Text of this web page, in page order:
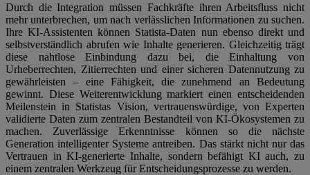
Durch die Integration müssen Fachkräfte ihren Arbeitsfluss nicht
mehr unterbrechen, um nach verlässlichen Informationen zu suchen.
Ihre KI-Assistenten können Statista-Daten nun ebenso direkt und
selbstverständlich abrufen wie Inhalte generieren. Gleichzeitig trägt
diese nahtlose Einbindung dazu bei, die Einhaltung von
Urheberrechten, Zitierrechten und einer sicheren Datennutzung zu
gewährleisten – eine Fähigkeit, die zunehmend an Bedeutung
gewinnt. Diese Weiterentwicklung markiert einen entscheidenden
Meilenstein in Statistas Vision, vertrauenswürdige, von Experten
validierte Daten zum zentralen Bestandteil von KI-Ökosystemen zu
machen. Zuverlässige Erkenntnisse können so die nächste
Generation intelligenter Systeme antreiben. Das stärkt nicht nur das
Vertrauen in KI-generierte Inhalte, sondern befähigt KI auch, zu
einem zentralen Werkzeug für Entscheidungsprozesse zu werden.